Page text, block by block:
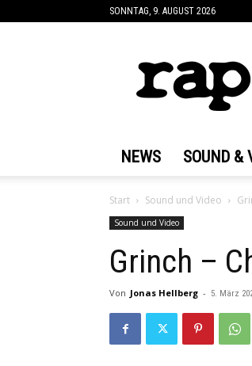
SONNTAG, 9. AUGUST 2026
NEWS SOUND &
Start Sound und Video
Sound und Video
Grinch –
Von Jonas Hellberg - 5. März